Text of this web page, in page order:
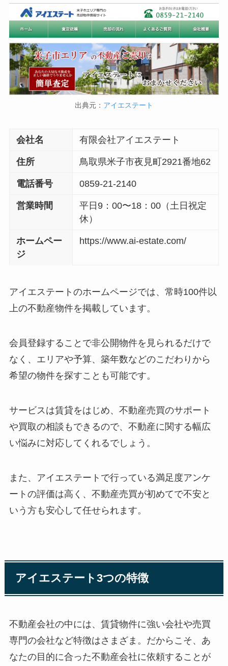
出典元： アイエステート
会社名 有限会社アイエステート
住所 鳥取県米子市夜見町2921番地62
電話番号 0859-21-2140
営業時間
平日9：00〜18：00（土日祝定
休）
ホームペー
ジ
https://www.ai-estate.com/
アイエステートのホームページでは、常時100件以
上の不動産物件を掲載しています。
会員登録することで非公開物件を見られるだけで
なく、エリアや予算、築年数などのこだわりから
希望の物件を探すことも可能です。
サービスは賃貸をはじめ、不動産売買のサポート
や買取の相談もできるので、不動産に関する幅広
い悩みに対応してくれるでしょう。
また、アイエステートで行っている満足度アンケ
ートの評価は高く、不動産売買が初めてで不安と
いう方も安心して任せられます。
アイエステート3つの特徴
不動産会社の中には、賃貸物件に強い会社や売買
専門の会社など特徴はさまざま。だからこそ、あ
なたの目的に合った不動産会社に依頼することが